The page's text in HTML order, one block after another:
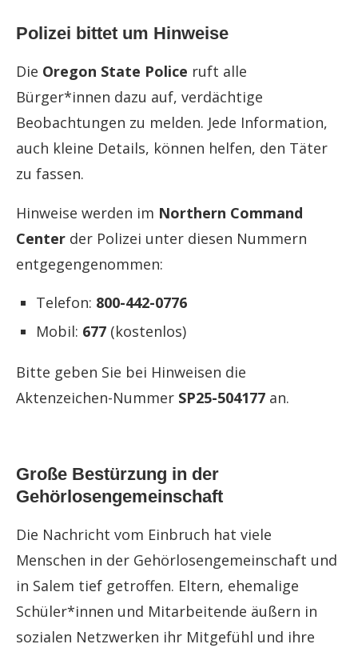
Polizei bittet um Hinweise
Die Oregon State Police ruft alle
Bürger*innen dazu auf, verdächtige
Beobachtungen zu melden. Jede Information,
auch kleine Details, können helfen, den Täter
zu fassen.
Hinweise werden im Northern Command
Center der Polizei unter diesen Nummern
entgegengenommen:
Telefon: 800-442-0776
Mobil: 677 (kostenlos)
Bitte geben Sie bei Hinweisen die
Aktenzeichen-Nummer SP25-504177 an.
Große Bestürzung in der
Gehörlosengemeinschaft
Die Nachricht vom Einbruch hat viele
Menschen in der Gehörlosengemeinschaft und
in Salem tief getroffen. Eltern, ehemalige
Schüler*innen und Mitarbeitende äußern in
sozialen Netzwerken ihr Mitgefühl und ihre